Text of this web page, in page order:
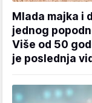
Mlada majka i
jednog
Više od 50
je poslednja